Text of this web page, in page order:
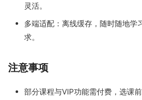
灵活。
多端适配：离线缓存，随时随地学
求。
注意事项
部分课程与VIP功能需付费，选课